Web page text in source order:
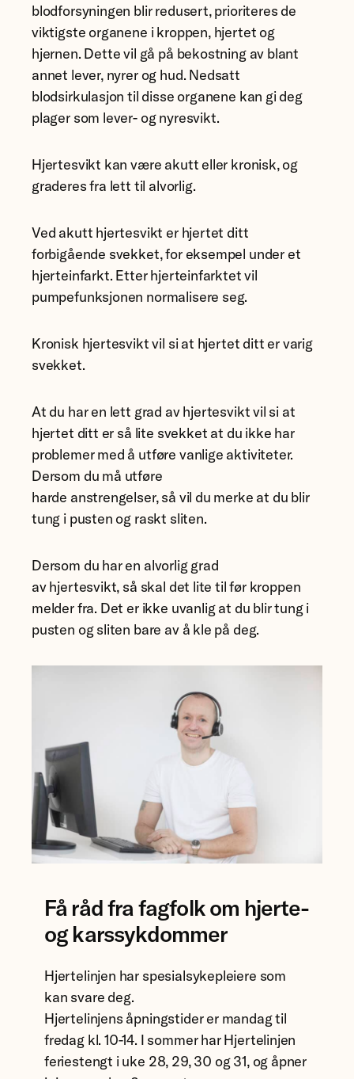
blodforsyningen blir redusert, prioriteres de
viktigste organene i kroppen, hjertet og
hjernen. Dette vil gå på bekostning av blant
annet lever, nyrer og hud. Nedsatt
blodsirkulasjon til disse organene kan gi deg
plager som lever- og nyresvikt.
Hjertesvikt kan være akutt eller kronisk, og
graderes fra lett til alvorlig.
Ved akutt hjertesvikt er hjertet ditt
forbigående svekket, for eksempel under et
hjerteinfarkt. Etter hjerteinfarktet vil
pumpefunksjonen normalisere seg.
Kronisk hjertesvikt vil si at hjertet ditt er varig
svekket.
At du har en lett grad av hjertesvikt vil si at
hjertet ditt er så lite svekket at du ikke har
problemer med å utføre vanlige aktiviteter.
Dersom du må utføre
harde anstrengelser, så vil du merke at du blir
tung i pusten og raskt sliten.
Dersom du har en alvorlig grad
av hjertesvikt, så skal det lite til før kroppen
melder fra. Det er ikke uvanlig at du blir tung i
pusten og sliten bare av å kle på deg.
Få råd fra fagfolk om hjerte-
og karssykdommer
Hjertelinjen har spesialsykepleiere som
kan svare deg.
Hjertelinjens åpningstider er mandag til
fredag kl. 10-14. I sommer har Hjertelinjen
feriestengt i uke 28, 29, 30 og 31, og åpner